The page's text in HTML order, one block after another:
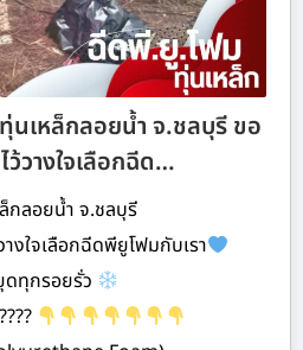
นเหล็กลอยน้ำ จ.ชลบุรี ขอ
วางใจเลือกฉีด…
กลอยน้ำ จ.ชลบุรี
งใจเลือกฉีดพียูโฟมกับเรา
ทุกรอยรั่ว